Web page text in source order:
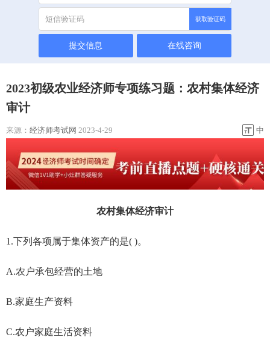
获取验证码
提交信息 在线咨询
2023初级农业经济师专项练习题：农村集体经济
审计
来源： 经济师考试网 2023-4-29 中
农村集体经济审计
1.下列各项属于集体资产的是( )。
A.农户承包经营的土地
B.家庭生产资料
C.农户家庭生活资料